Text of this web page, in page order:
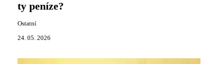
ty peníze?
Ostatní
24. 05. 2026